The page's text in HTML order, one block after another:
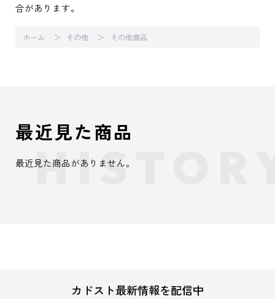
合があります。
ホーム その他 その他商品
最近見た商品
最近見た商品がありません。
カドスト最新情報を配信中